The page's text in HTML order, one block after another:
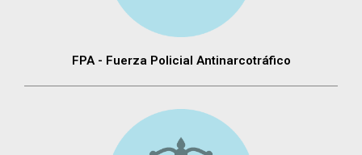
FPA - Fuerza Policial Antinarcotráfico